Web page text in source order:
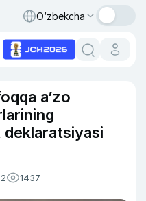
O‘zbekcha
a’zo
1437